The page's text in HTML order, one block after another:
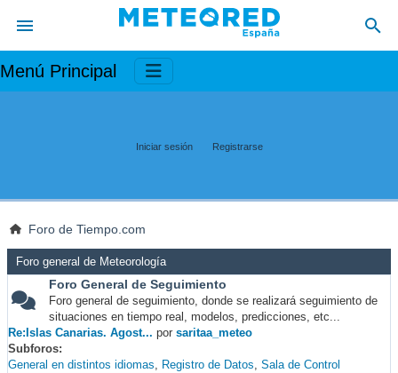
Menú Principal
Iniciar sesión Registrarse
Foro de Tiempo.com
Foro general de Meteorología
Foro General de Seguimiento
Foro general de seguimiento, donde se realizará seguimiento de
situaciones en tiempo real, modelos, predicciones, etc...
Re:Islas Canarias. Agost... por saritaa_meteo
Subforos
General en distintos idiomas
Registro de Datos Sala de Control